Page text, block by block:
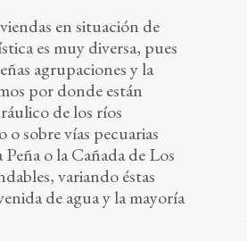
en situación de
es muy diversa, pues
agrupaciones y la
por donde están
de los ríos
sobre vías pecuarias
o la Cañada de Los
variando éstas
de agua y la mayoría